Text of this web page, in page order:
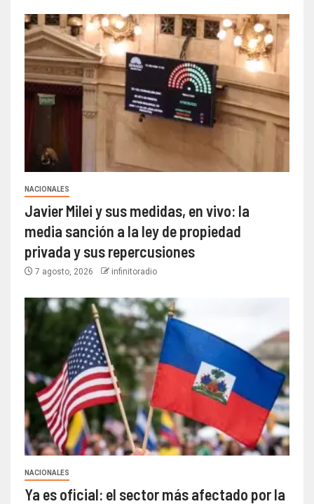
NACIONALES
Javier Milei y sus medidas, en vivo: la
media sanción a la ley de propiedad
privada y sus repercusiones
7 agosto, 2026 infinitoradio
NACIONALES
Ya es oficial: el sector más afectado por la